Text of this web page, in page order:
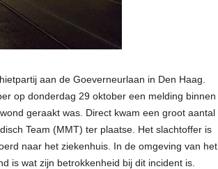
aan de Goeverneurlaan in Den Haag.
op donderdag 29 oktober een melding binnen
geraakt was. Direct kwam een groot aantal
Team (MMT) ter plaatse. Het slachtoffer is
naar het ziekenhuis. In de omgeving van het
is wat zijn betrokkenheid bij dit incident is.